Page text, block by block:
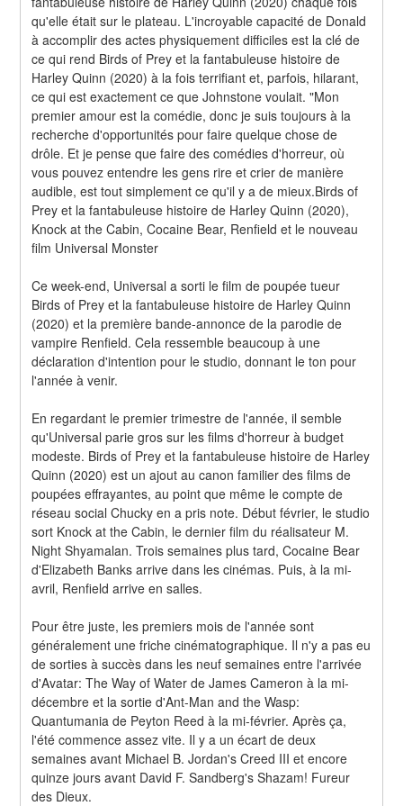
qu'elle était sur le plateau. L'incroyable capacité de Donald
à accomplir des actes physiquement difficiles est la clé de
ce qui rend Birds of Prey et la fantabuleuse histoire de
Harley Quinn (2020) à la fois terrifiant et, parfois, hilarant,
ce qui est exactement ce que Johnstone voulait. "Mon
premier amour est la comédie, donc je suis toujours à la
recherche d'opportunités pour faire quelque chose de
drôle. Et je pense que faire des comédies d'horreur, où
vous pouvez entendre les gens rire et crier de manière
audible, est tout simplement ce qu'il y a de mieux.Birds of
Prey et la fantabuleuse histoire de Harley Quinn (2020),
Knock at the Cabin, Cocaine Bear, Renfield et le nouveau
film Universal Monster
Ce week-end, Universal a sorti le film de poupée tueur
Birds of Prey et la fantabuleuse histoire de Harley Quinn
(2020) et la première bande-annonce de la parodie de
vampire Renfield. Cela ressemble beaucoup à une
déclaration d'intention pour le studio, donnant le ton pour
l'année à venir.
En regardant le premier trimestre de l'année, il semble
qu'Universal parie gros sur les films d'horreur à budget
modeste. Birds of Prey et la fantabuleuse histoire de Harley
Quinn (2020) est un ajout au canon familier des films de
poupées effrayantes, au point que même le compte de
réseau social Chucky en a pris note. Début février, le studio
sort Knock at the Cabin, le dernier film du réalisateur M.
Night Shyamalan. Trois semaines plus tard, Cocaine Bear
d'Elizabeth Banks arrive dans les cinémas. Puis, à la mi-
avril, Renfield arrive en salles.
Pour être juste, les premiers mois de l'année sont
généralement une friche cinématographique. Il n'y a pas eu
de sorties à succès dans les neuf semaines entre l'arrivée
d'Avatar: The Way of Water de James Cameron à la mi-
décembre et la sortie d'Ant-Man and the Wasp:
Quantumania de Peyton Reed à la mi-février. Après ça,
l'été commence assez vite. Il y a un écart de deux
semaines avant Michael B. Jordan's Creed III et encore
quinze jours avant David F. Sandberg's Shazam! Fureur
des Dieux.